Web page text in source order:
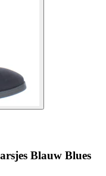
Blauw Blues